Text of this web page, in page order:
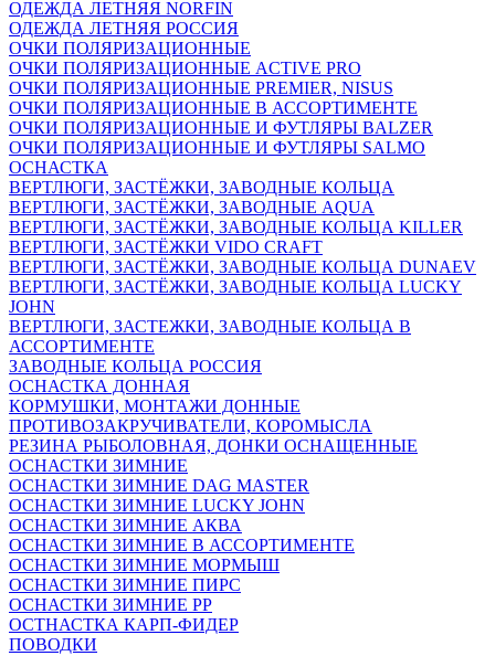
ОДЕЖДА ЛЕТНЯЯ NORFIN
ОДЕЖДА ЛЕТНЯЯ РОССИЯ
ОЧКИ ПОЛЯРИЗАЦИОННЫЕ
ОЧКИ ПОЛЯРИЗАЦИОННЫЕ ACTIVE PRO
ОЧКИ ПОЛЯРИЗАЦИОННЫЕ PREMIER, NISUS
ОЧКИ ПОЛЯРИЗАЦИОННЫЕ В АССОРТИМЕНТЕ
ОЧКИ ПОЛЯРИЗАЦИОННЫЕ И ФУТЛЯРЫ BALZER
ОЧКИ ПОЛЯРИЗАЦИОННЫЕ И ФУТЛЯРЫ SALMO
ОСНАСТКА
ВЕРТЛЮГИ, ЗАСТЁЖКИ, ЗАВОДНЫЕ КОЛЬЦА
ВЕРТЛЮГИ, ЗАСТЁЖКИ, ЗАВОДНЫЕ AQUA
ВЕРТЛЮГИ, ЗАСТЁЖКИ, ЗАВОДНЫЕ КОЛЬЦА KILLER
ВЕРТЛЮГИ, ЗАСТЁЖКИ VIDO CRAFT
ВЕРТЛЮГИ, ЗАСТЁЖКИ, ЗАВОДНЫЕ КОЛЬЦА DUNAEV
ВЕРТЛЮГИ, ЗАСТЁЖКИ, ЗАВОДНЫЕ КОЛЬЦА LUCKY
JOHN
ВЕРТЛЮГИ, ЗАСТЕЖКИ, ЗАВОДНЫЕ КОЛЬЦА В
АССОРТИМЕНТЕ
ЗАВОДНЫЕ КОЛЬЦА РОССИЯ
ОСНАСТКА ДОННАЯ
КОРМУШКИ, МОНТАЖИ ДОННЫЕ
ПРОТИВОЗАКРУЧИВАТЕЛИ, КОРОМЫСЛА
РЕЗИНА РЫБОЛОВНАЯ, ДОНКИ ОСНАЩЕННЫЕ
ОСНАСТКИ ЗИМНИЕ
ОСНАСТКИ ЗИМНИЕ DAG MASTER
ОСНАСТКИ ЗИМНИЕ LUCKY JOHN
ОСНАСТКИ ЗИМНИЕ АКВА
ОСНАСТКИ ЗИМНИЕ В АССОРТИМЕНТЕ
ОСНАСТКИ ЗИМНИЕ МОРМЫШ
ОСНАСТКИ ЗИМНИЕ ПИРС
ОСНАСТКИ ЗИМНИЕ РР
ОСТНАСТКА КАРП-ФИДЕР
ПОВОДКИ